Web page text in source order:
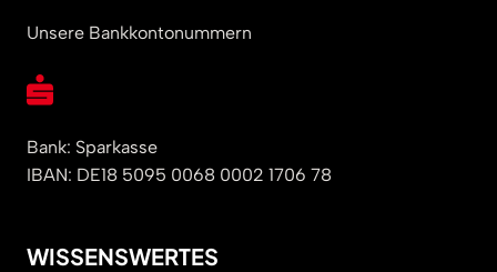
Unsere Bankkontonummern
Bank: Sparkasse
IBAN: DE18 5095 0068 0002 1706 78
WISSENSWERTES